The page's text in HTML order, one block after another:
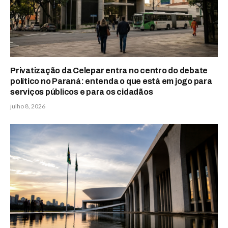
Privatização da Celepar entra no centro do debate
político no Paraná: entenda o que está em jogo para
serviços públicos e para os cidadãos
julho 8, 2026